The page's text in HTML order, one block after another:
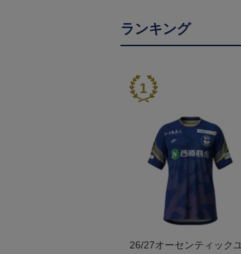
ランキング
26/27オーセンティックユ